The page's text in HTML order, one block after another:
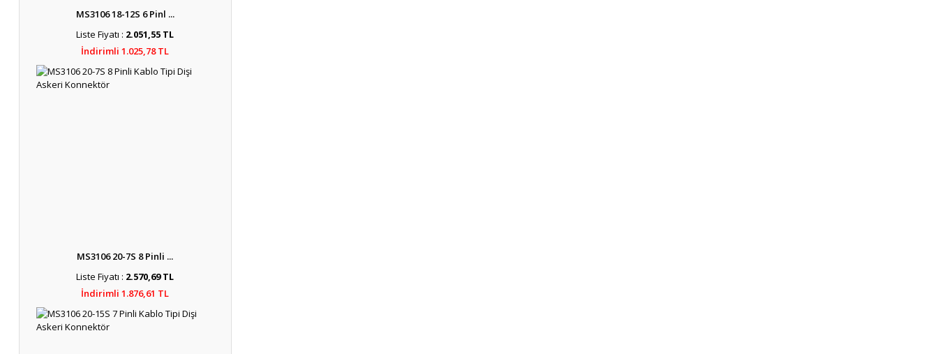
MS3106 18-12S 6 Pinl ...
Liste Fiyatı : 2.051,55 TL
İndirimli 1.025,78 TL
MS3106 20-7S 8 Pinli ...
Liste Fiyatı : 2.570,69 TL
İndirimli 1.876,61 TL